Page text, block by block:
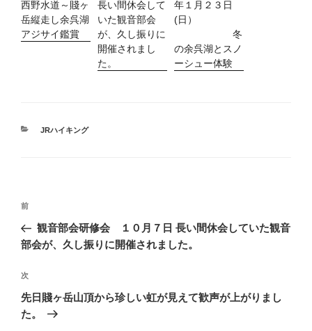
西野水道～賤ヶ
岳縦走し余呉湖
アジサイ鑑賞
長い間休会して
いた観音部会
が、久し振りに
開催されまし
た。
年１月２３日
(日）
冬
の余呉湖とスノ
ーシュー体験
カ
JRハイキング
投
ナ
ゲ
ー
シ
過
去
の
稿
前
観音部会研修会 １０月７日 長い間休会していた観音
部会が、久し振りに開催されました。
次
の
投
次
先日賤ヶ岳山頂から珍しい虹が見えて歓声が上がりまし
た。